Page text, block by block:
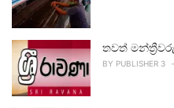
තවත්
BY PUBLISHER 3